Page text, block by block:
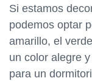
Si estamos
podemos optar
amarillo, el
un color alegre
para un